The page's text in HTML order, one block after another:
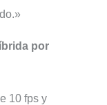
por
10 fps y